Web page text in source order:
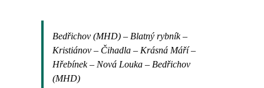
Bedřichov (MHD) – Blatný rybník –
Kristiánov – Čihadla – Krásná Máří –
Hřebínek – Nová Louka – Bedřichov
(MHD)